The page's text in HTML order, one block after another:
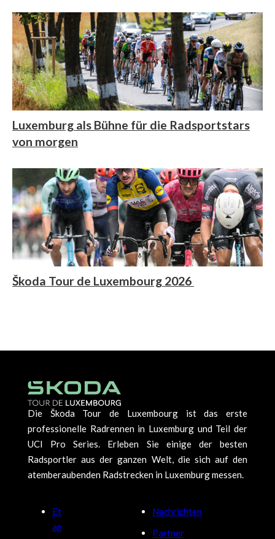
Luxemburg als Bühne für die Radsportstars
von morgen
Škoda Tour de Luxembourg 2026
Die Škoda Tour de Luxembourg ist das erste
professionelle Radrennen in Luxemburg und Teil der
UCI Pro Series. Erleben Sie einige der besten
Radsportler aus der ganzen Welt, die sich auf den
atemberaubenden Radstrecken in Luxemburg messen.
Et
ap
Nachrichten
Partner